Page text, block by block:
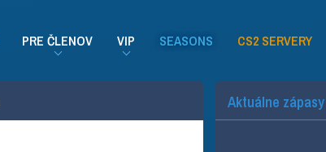
PRE ČLENOV VIP SEASONS CS2 SERVERY
Aktuálne zápasy